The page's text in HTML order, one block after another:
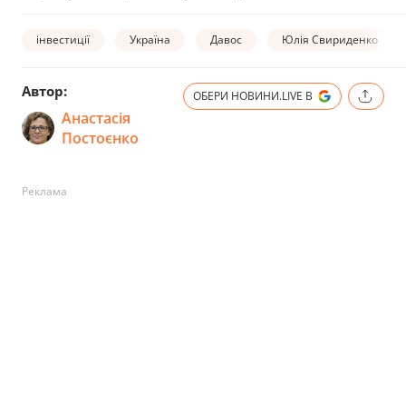
інвестиції Україна Давос Юлія Свириденко
Автор:
Анастасія
Постоєнко
ОБЕРИ НОВИНИ.LIVE В
Реклама